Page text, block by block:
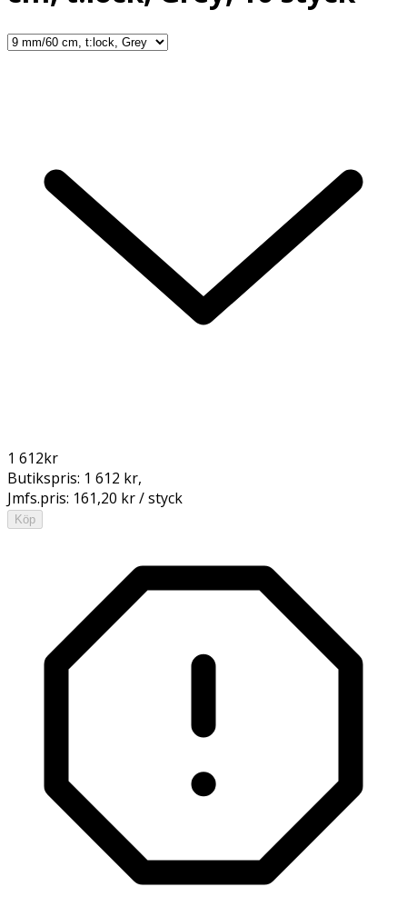
1 612kr
Butikspris: 1 612 kr,
Jmfs.pris: 161,20 kr / styck
Köp